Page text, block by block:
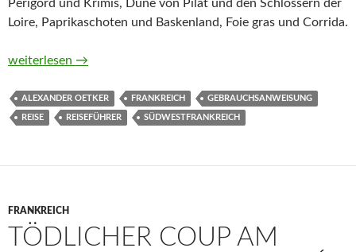
Périgord und Krimis, Düne von Pilat und den Schlössern der
Loire, Paprikaschoten und Baskenland, Foie gras und Corrida.
Gebrauchsanweisung für Bordeaux und die Atlantikküste von
weiterlesen →
ALEXANDER OETKER FRANKREICH GEBRAUCHSANWEISUNG
REISE REISEFÜHRER SÜDWESTFRANKREICH
FRANKREICH
TÖDLICHER COUP AM